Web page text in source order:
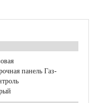
панель Газ-